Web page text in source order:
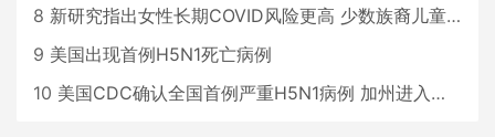
8 新研究指出女性长期COVID风险更高 少数族裔儿童存在差异
9 美国出现首例H5N1死亡病例
10 美国CDC确认全国首例严重H5N1病例 加州进入紧急状态